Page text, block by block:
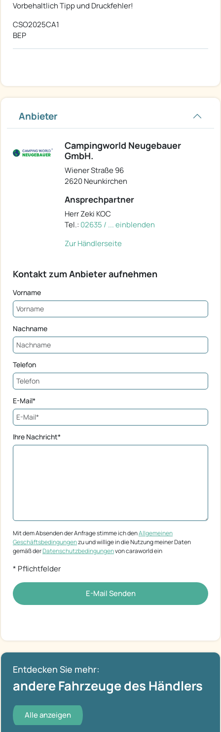
Vorbehaltlich Tipp und Druckfehler!
CSO2025CA1
BEP
Anbieter
Campingworld Neugebauer
GmbH.
Wiener Straße 96
2620 Neunkirchen
Ansprechpartner
Herr Zeki KOC
Tel.: 02635 / ... einblenden
Zur Händlerseite
Kontakt zum Anbieter aufnehmen
Vorname
Nachname
Telefon
E-Mail*
Ihre Nachricht*
Mit dem Absenden der Anfrage stimme ich denAllgemeinen
Geschäftsbedingungenzu und willige in die Nutzung meiner Daten
gemäß derDatenschutzbedingungenvon caraworld ein
* Pflichtfelder
E-Mail Senden
Entdecken Sie mehr:
andere Fahrzeuge des Händlers
Alle anzeigen